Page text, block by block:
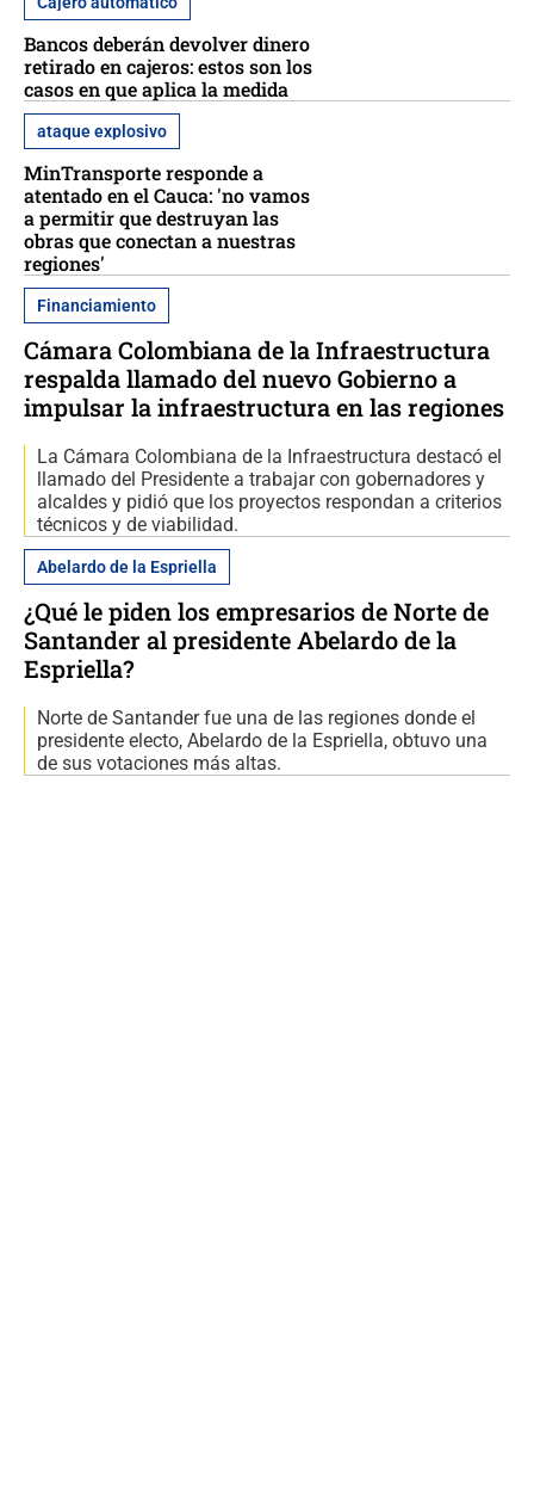
Bancos deberán devolver dinero
retirado en cajeros: estos son los
casos en que aplica la medida
ataque explosivo
MinTransporte responde a
atentado en el Cauca: 'no vamos
a permitir que destruyan las
obras que conectan a nuestras
regiones'
Financiamiento
Cámara Colombiana de la Infraestructura
respalda llamado del nuevo Gobierno a
impulsar la infraestructura en las regiones
La Cámara Colombiana de la Infraestructura destacó el
llamado del Presidente a trabajar con gobernadores y
alcaldes y pidió que los proyectos respondan a criterios
técnicos y de viabilidad.
Abelardo de la Espriella
¿Qué le piden los empresarios de Norte de
Santander al presidente Abelardo de la
Espriella?
Norte de Santander fue una de las regiones donde el
presidente electo, Abelardo de la Espriella, obtuvo una
de sus votaciones más altas.